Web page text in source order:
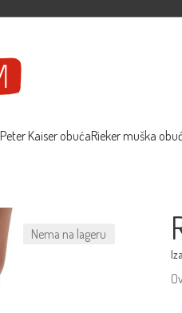
Peter Kaiser obućaRieker muška
Nema na lageru